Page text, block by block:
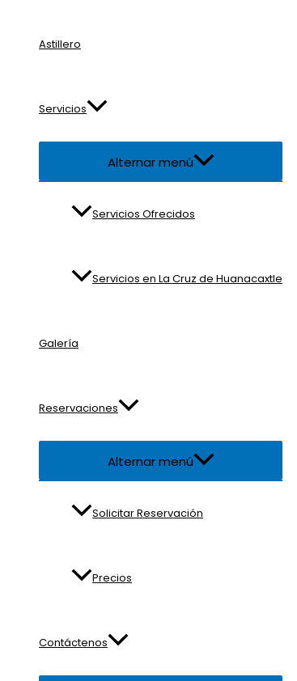
Astillero
Servicios
Alternar menú
Servicios Ofrecidos
Servicios en La Cruz de Huanacaxtle
Galería
Reservaciones
Alternar menú
Solicitar Reservación
Precios
Contáctenos